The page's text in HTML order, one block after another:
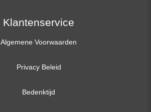
Klantenservice
Algemene Voorwaarden
Privacy Beleid
Bedenktijd